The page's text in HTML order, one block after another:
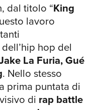
novembre
nuova
intitola “Noi,
diverse
il concept.
in
dal titolo “King
lavoro
hop del
La Furia, Gué
. Nello stesso
prima puntata di
di rap battle